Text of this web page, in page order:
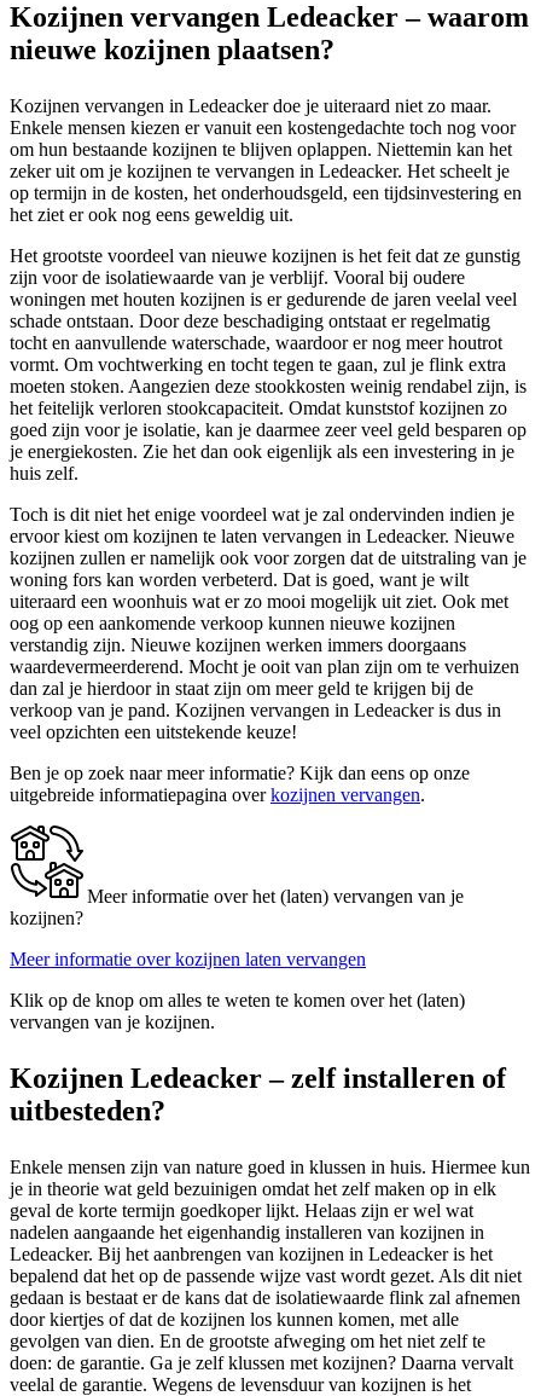
Kozijnen vervangen Ledeacker – waarom
nieuwe kozijnen plaatsen?
Kozijnen vervangen in Ledeacker doe je uiteraard niet zo maar.
Enkele mensen kiezen er vanuit een kostengedachte toch nog voor
om hun bestaande kozijnen te blijven oplappen. Niettemin kan het
zeker uit om je kozijnen te vervangen in Ledeacker. Het scheelt je
op termijn in de kosten, het onderhoudsgeld, een tijdsinvestering en
het ziet er ook nog eens geweldig uit.
Het grootste voordeel van nieuwe kozijnen is het feit dat ze gunstig
zijn voor de isolatiewaarde van je verblijf. Vooral bij oudere
woningen met houten kozijnen is er gedurende de jaren veelal veel
schade ontstaan. Door deze beschadiging ontstaat er regelmatig
tocht en aanvullende waterschade, waardoor er nog meer houtrot
vormt. Om vochtwerking en tocht tegen te gaan, zul je flink extra
moeten stoken. Aangezien deze stookkosten weinig rendabel zijn, is
het feitelijk verloren stookcapaciteit. Omdat kunststof kozijnen zo
goed zijn voor je isolatie, kan je daarmee zeer veel geld besparen op
je energiekosten. Zie het dan ook eigenlijk als een investering in je
huis zelf.
Toch is dit niet het enige voordeel wat je zal ondervinden indien je
ervoor kiest om kozijnen te laten vervangen in Ledeacker. Nieuwe
kozijnen zullen er namelijk ook voor zorgen dat de uitstraling van je
woning fors kan worden verbeterd. Dat is goed, want je wilt
uiteraard een woonhuis wat er zo mooi mogelijk uit ziet. Ook met
oog op een aankomende verkoop kunnen nieuwe kozijnen
verstandig zijn. Nieuwe kozijnen werken immers doorgaans
waardevermeerderend. Mocht je ooit van plan zijn om te verhuizen
dan zal je hierdoor in staat zijn om meer geld te krijgen bij de
verkoop van je pand. Kozijnen vervangen in Ledeacker is dus in
veel opzichten een uitstekende keuze!
Ben je op zoek naar meer informatie? Kijk dan eens op onze
uitgebreide informatiepagina overkozijnen vervangen.
Meer informatie over het (laten) vervangen van je
kozijnen?
Meer informatie over kozijnen laten vervangen
Klik op de knop om alles te weten te komen over het (laten)
vervangen van je kozijnen.
Kozijnen Ledeacker – zelf installeren of
uitbesteden?
Enkele mensen zijn van nature goed in klussen in huis. Hiermee kun
je in theorie wat geld bezuinigen omdat het zelf maken op in elk
geval de korte termijn goedkoper lijkt. Helaas zijn er wel wat
nadelen aangaande het eigenhandig installeren van kozijnen in
Ledeacker. Bij het aanbrengen van kozijnen in Ledeacker is het
bepalend dat het op de passende wijze vast wordt gezet. Als dit niet
gedaan is bestaat er de kans dat de isolatiewaarde flink zal afnemen
door kiertjes of dat de kozijnen los kunnen komen, met alle
gevolgen van dien. En de grootste afweging om het niet zelf te
doen: de garantie. Ga je zelf klussen met kozijnen? Daarna vervalt
veelal de garantie. Wegens de levensduur van kozijnen is het